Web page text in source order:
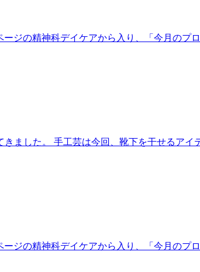
ジの精神科デイケアから入り、「今月のプ
ました。 手工芸は今回、靴下を干せるア
ジの精神科デイケアから入り、「今月のプ